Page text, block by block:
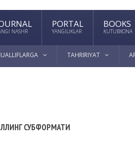
NASHR
PORTAL
YANGILIKLAR
BOOKS
KUTUBXONA
TAHRIRIYAT
СУБФОРМАТИ